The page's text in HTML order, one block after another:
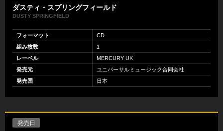
ダスティ・スプリングフィールド
DUSTY SPRINGFIELD
フォーマット
CD
組み枚数
1
レーベル
MERCURY UK
発売元
ユニバーサルミュージック合同会社
発売国
日本
発売日